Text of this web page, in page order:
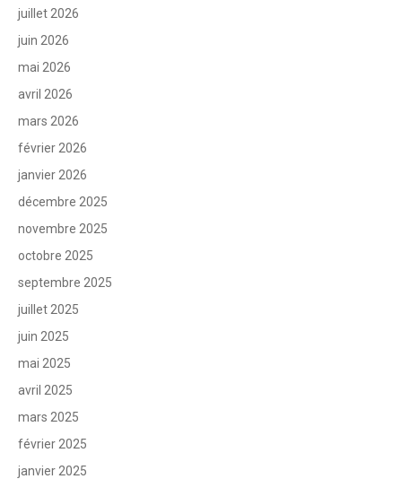
juillet 2026
juin 2026
mai 2026
avril 2026
mars 2026
février 2026
janvier 2026
décembre 2025
novembre 2025
octobre 2025
septembre 2025
juillet 2025
juin 2025
mai 2025
avril 2025
mars 2025
février 2025
janvier 2025